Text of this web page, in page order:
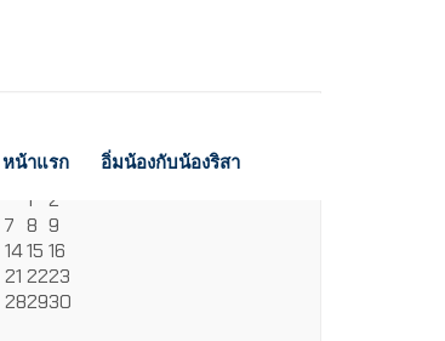
หน้าแรก อิ่มน้องกับน้องริสา
ศ. ส. อา.
1
2
7 8 9
1415 16
21 2223
282930